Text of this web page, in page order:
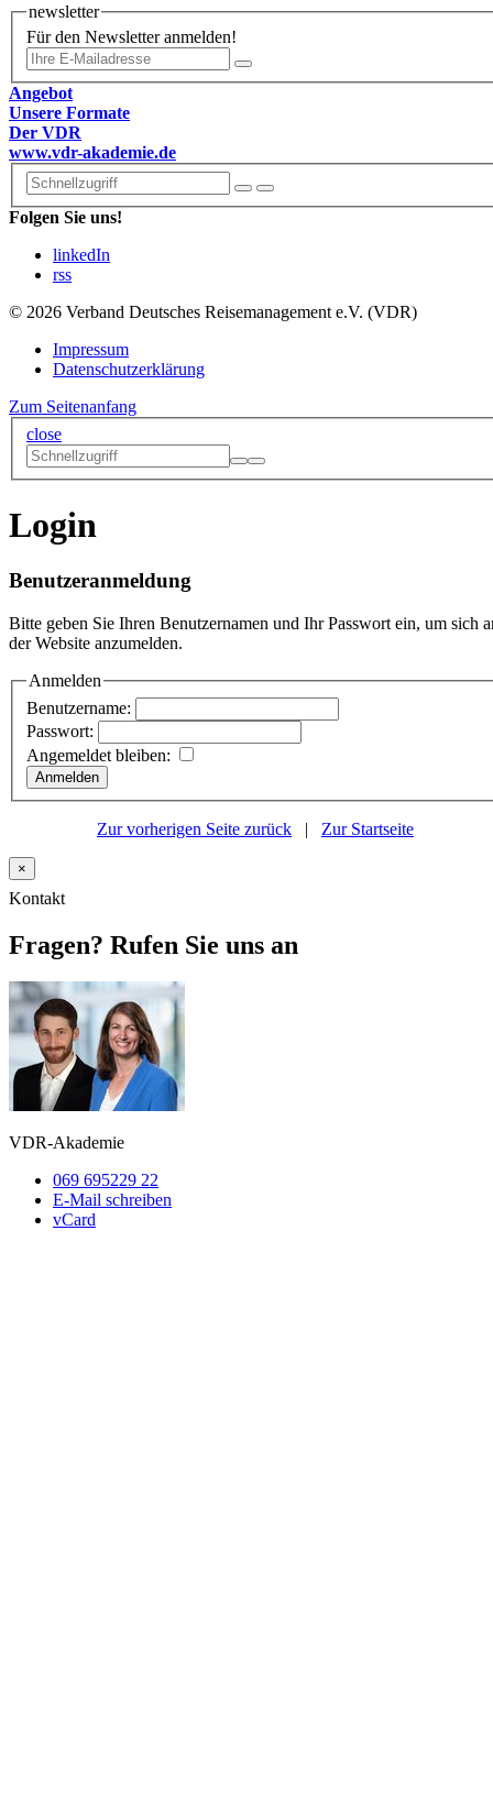
newsletter
Für den Newsletter anmelden!
Angebot
Unsere Formate
Der VDR
www.vdr-akademie.de
Folgen Sie uns!
linkedIn
rss
© 2026 Verband Deutsches Reisemanagement e.V. (VDR)
Impressum
Datenschutzerklärung
Zum Seitenanfang
close
Login
Benutzeranmeldung
Bitte geben Sie Ihren Benutzernamen und Ihr Passwort ein, um sich
der Website anzumelden.
Anmelden
Benutzername:
Passwort:
Angemeldet bleiben:
Zur vorherigen Seite zurück | Zur Startseite
×
Kontakt
Fragen? Rufen Sie uns an
VDR-Akademie
069 695229 22
E-Mail schreiben
vCard